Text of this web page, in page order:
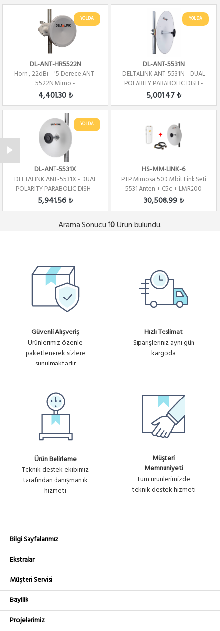
YOLDA
DL-ANT-HR5522N
Horn , 22dBi - 15 Derece ANT-
5522N Mimo -
4,401.30 ₺
YOLDA
DL-ANT-5531N
DELTALINK ANT-5531N - DUAL
POLARITY PARABOLIC DISH -
4.8-6.1 GHZ...
5,001.47 ₺
YOLDA
DL-ANT-5531X
DELTALINK ANT-5531X - DUAL
POLARITY PARABOLIC DISH -
4.8-6.1 GHZ...
5,941.56 ₺
HS-MM-LINK-6
PTP Mimosa 500 Mbit Link Seti
5531 Anten + C5c + LMR200
30,508.99 ₺
Arama Sonucu 10Ürün bulundu.
Güvenli Alışveriş
Ürünlerimiz özenle
paketlenerek sizlere
sunulmaktadır
Hızlı Teslimat
Siparişleriniz aynı gün
kargoda
Ürün Belirleme
Teknik destek ekibimiz
tarafından danışmanlık
hizmeti
Müşteri
Memnuniyeti
Tüm ürünlerimizde
teknik destek hizmeti
Bilgi Sayfalarımız
Ekstralar
Müşteri Servisi
Bayilik
Projelerimiz